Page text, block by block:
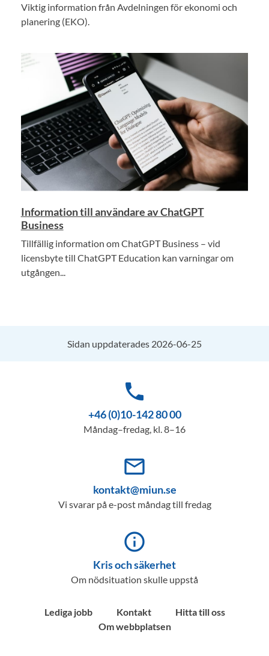
Viktig information från Avdelningen för ekonomi och
planering (EKO).
Information till användare av ChatGPT
Business
Tillfällig information om ChatGPT Business – vid
licensbyte till ChatGPT Education kan varningar om
utgången...
Sidan uppdaterades 2026-06-25
phone
+46 (0)10-142 80 00
Måndag–fredag, kl. 8–16
mail_outline
kontakt@miun.se
Vi svarar på e-post måndag till fredag
info_outline
Kris och säkerhet
Om nödsituation skulle uppstå
Lediga jobb Kontakt
Hitta till oss
Om webbplatsen